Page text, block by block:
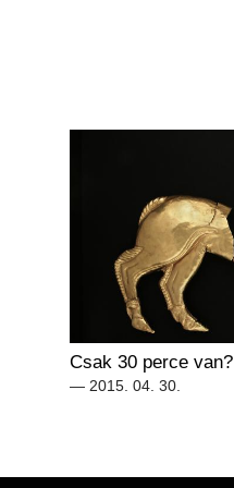
Csak 30 perce van?
— 2015. 04. 30.